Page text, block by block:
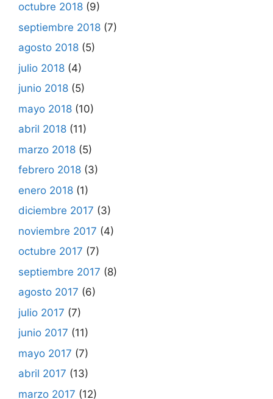
octubre 2018 (9)
septiembre 2018 (7)
agosto 2018 (5)
julio 2018 (4)
junio 2018 (5)
mayo 2018 (10)
abril 2018 (11)
marzo 2018 (5)
febrero 2018 (3)
enero 2018 (1)
diciembre 2017 (3)
noviembre 2017 (4)
octubre 2017 (7)
septiembre 2017 (8)
agosto 2017 (6)
julio 2017 (7)
junio 2017 (11)
mayo 2017 (7)
abril 2017 (13)
marzo 2017 (12)